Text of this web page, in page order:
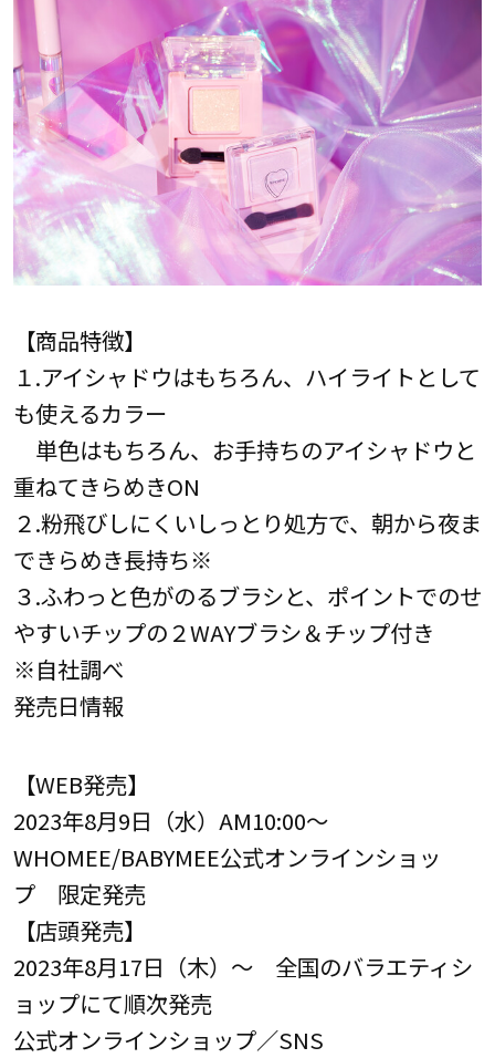
【商品特徴】
１.アイシャドウはもちろん、ハイライトとして
も使えるカラー
単色はもちろん、お手持ちのアイシャドウと
重ねてきらめきON
２.粉飛びしにくいしっとり処方で、朝から夜ま
できらめき長持ち※
３.ふわっと色がのるブラシと、ポイントでのせ
やすいチップの２WAYブラシ＆チップ付き
※自社調べ
発売日情報
【WEB発売】
2023年8月9日（水）AM10:00～
WHOMEE/BABYMEE公式オンラインショッ
プ 限定発売
【店頭発売】
2023年8月17日（木）～ 全国のバラエティシ
ョップにて順次発売
公式オンラインショップ／SNS